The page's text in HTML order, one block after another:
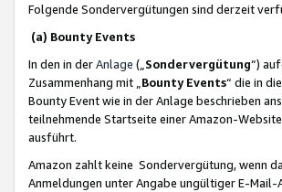
Folgende Sondervergütungen sind derzeit
(a) Bounty Events
In den in derAnlage („ Sondervergütung“)
Zusammenhang mit „ Bounty Events“ die in
Bounty Event wie in der Anlage beschrieben
teilnehmende Startseite einer Amazon-
ausführt.
Amazon zahlt keine Sondervergütung, wenn
Anmeldungen unter Angabe ungültiger E-